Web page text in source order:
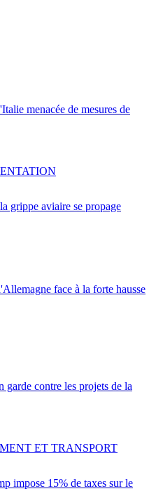
menacée de mesures de
grippe aviaire se propage
face à la forte hausse
garde contre les projets de la
impose 15% de taxes sur le
ET TRANSPORT